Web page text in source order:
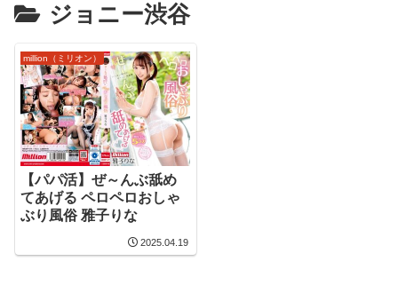
ジョニー渋谷
million（ミリオン）
【パパ活】ぜ～んぶ舐め
てあげる ペロペロおしゃ
ぶり風俗 雅子りな
2025.04.19